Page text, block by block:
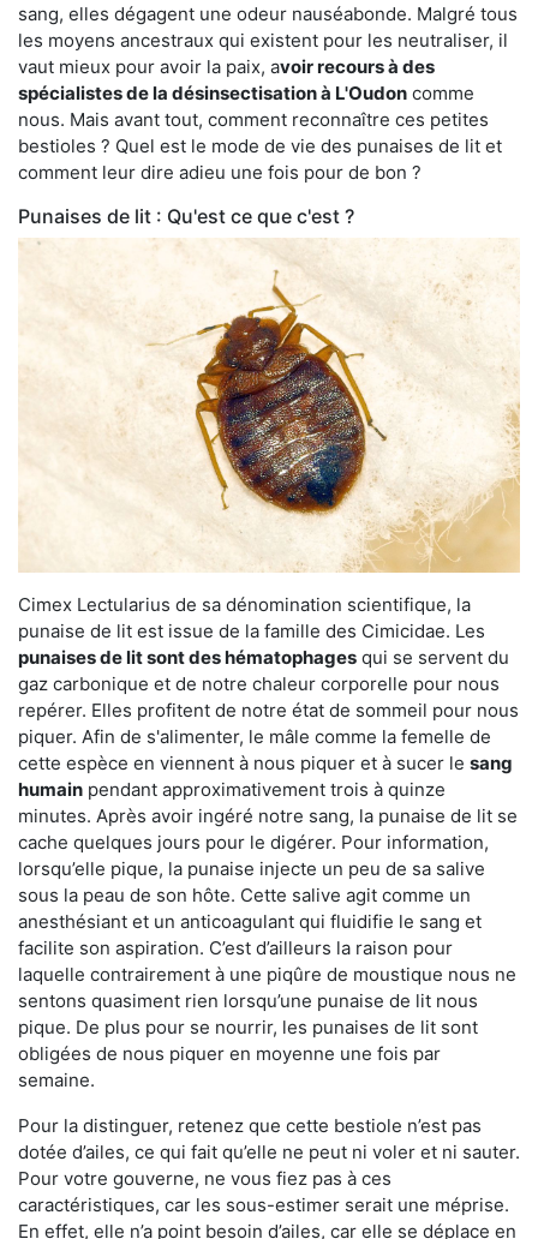
sang, elles dégagent une odeur nauséabonde. Malgré tous
les moyens ancestraux qui existent pour les neutraliser, il
vaut mieux pour avoir la paix, avoir recours à des
spécialistes de la désinsectisation à L'Oudon comme
nous. Mais avant tout, comment reconnaître ces petites
bestioles ? Quel est le mode de vie des punaises de lit et
comment leur dire adieu une fois pour de bon ?
Punaises de lit : Qu'est ce que c'est ?
Cimex Lectularius de sa dénomination scientifique, la
punaise de lit est issue de la famille des Cimicidae. Les
punaises de lit sont des hématophages qui se servent du
gaz carbonique et de notre chaleur corporelle pour nous
repérer. Elles profitent de notre état de sommeil pour nous
piquer. Afin de s'alimenter, le mâle comme la femelle de
cette espèce en viennent à nous piquer et à sucer le sang
humain pendant approximativement trois à quinze
minutes. Après avoir ingéré notre sang, la punaise de lit se
cache quelques jours pour le digérer. Pour information,
lorsqu’elle pique, la punaise injecte un peu de sa salive
sous la peau de son hôte. Cette salive agit comme un
anesthésiant et un anticoagulant qui fluidifie le sang et
facilite son aspiration. C’est d’ailleurs la raison pour
laquelle contrairement à une piqûre de moustique nous ne
sentons quasiment rien lorsqu’une punaise de lit nous
pique. De plus pour se nourrir, les punaises de lit sont
obligées de nous piquer en moyenne une fois par
semaine.
Pour la distinguer, retenez que cette bestiole n’est pas
dotée d’ailes, ce qui fait qu’elle ne peut ni voler et ni sauter.
Pour votre gouverne, ne vous fiez pas à ces
caractéristiques, car les sous-estimer serait une méprise.
En effet, elle n’a point besoin d’ailes, car elle se déplace en